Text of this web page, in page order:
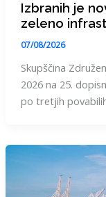
Izbranih je
zeleno
07/08/2026
Skupščina
2026 na 25.
po tretjih